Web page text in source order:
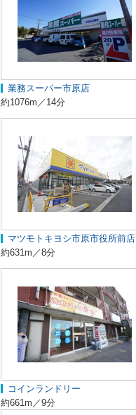
業務スーパー市原店
約1076m／14分
マツモトキヨシ市原市役所前店
約631m／8分
コインランドリー
約661m／9分